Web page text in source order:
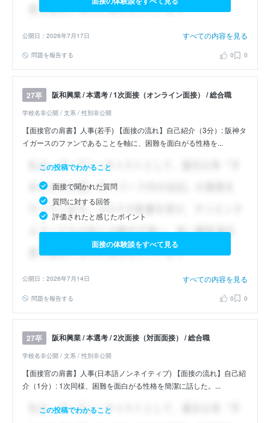
公開日：2026年7月17日 すべての内容を見る
問題を報告する 0 0
27卒 阪和興業 / 本選考 / 1次面接（オンライン面接） / 総合職
学校名非公開 / 文系 / 性別非公開
【面接官の肩書】人事(若手) 【面接の流れ】自己紹介（3分）: 阪神タ
イガースのファンであることを軸に、困難を面白がる性格を...
この投稿でわかること
面接で聞かれた質問
質問に対する回答
評価されたと感じたポイント
面接の体験談をすべて見る
公開日：2026年7月14日 すべての内容を見る
問題を報告する 0 0
27卒 阪和興業 / 本選考 / 2次面接（対面面接） / 総合職
学校名非公開 / 文系 / 性別非公開
【面接官の肩書】人事(日本語ノンネイティブ) 【面接の流れ】自己紹
介（1分）: 1次同様、困難を面白がる性格を簡潔に話した。...
この投稿でわかること